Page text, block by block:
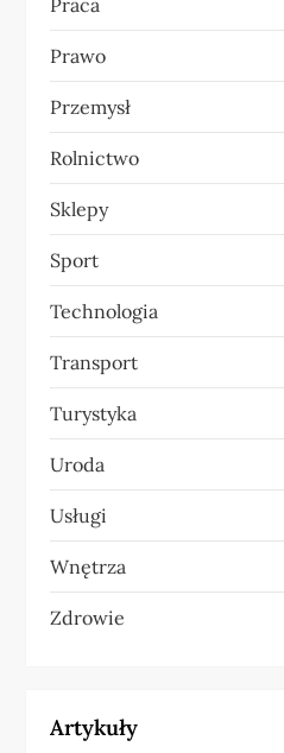
Prawo
Przemysł
Rolnictwo
Sklepy
Sport
Technologia
Transport
Turystyka
Uroda
Usługi
Wnętrza
Zdrowie
Artykuły